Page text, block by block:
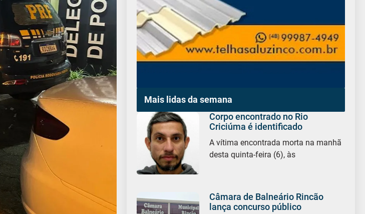
Mais lidas da semana
Corpo encontrado no Rio
Criciúma é identificado
A vítima encontrada morta na manhã
desta quinta-feira (6), às
Câmara de Balneário Rincão
lança concurso público